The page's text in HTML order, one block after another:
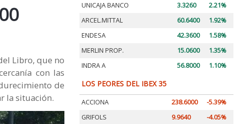
Libro, que no
con las
de
la situación.
UNICAJA BANCO 3.3260
2.21%
ARCEL.MITTAL
60.6400
1.92%
ENDESA
42.3600
1.58%
MERLIN PROP.
15.0600
1.35%
INDRA A
56.8000 1.10%
LOS PEORES DEL IBEX 35
ACCIONA 238.6000
-5.39%
GRIFOLS
9.9640
-4.05%